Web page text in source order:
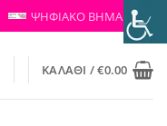
ΨΗΦΙΑΚΟ ΒΗΜΑ
ΚΑΛΆΘΙ /€0.00